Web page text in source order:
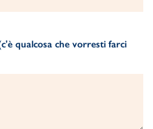
qualcosa che vorresti farci